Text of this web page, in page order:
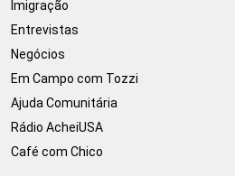
Imigração
Entrevistas
Negócios
Em Campo com Tozzi
Ajuda Comunitária
Rádio AcheiUSA
Café com Chico